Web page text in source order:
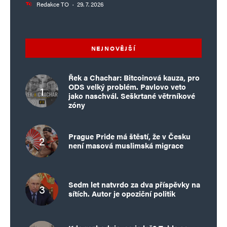
22. 10. 2024 (16:24)
Super článek 👍
Napsat komentář
Vaše e-mailová adresa nebude zveřejněna.
Vyžadované informace jsou
označeny*
Redakce TO · 29. 7. 2026
NEJNOVĚJŠÍ
Řek a Chachar: Bitcoinová kauza, pro
ODS velký problém. Pavlovo veto
jako naschvál. Seškrtané větrníkové
zóny
Prague Pride má štěstí, že v Česku
není masová muslimská migrace
Sedm let natvrdo za dva příspěvky na
sítích. Autor je opoziční politik